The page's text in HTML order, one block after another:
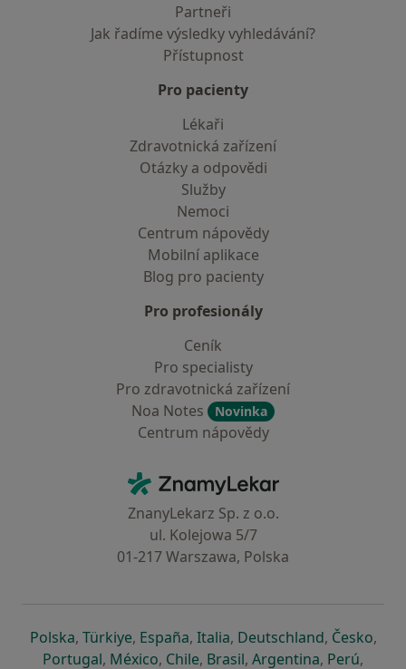
Partneři
Jak řadíme výsledky vyhledávání?
Přístupnost
Pro pacienty
Lékaři
Zdravotnická zařízení
Otázky a odpovědi
Služby
Nemoci
Centrum nápovědy
Mobilní aplikace
Blog pro pacienty
Pro profesionály
Ceník
Pro specialisty
Pro zdravotnická zařízení
Noa Notes
Novinka
Centrum nápovědy
ZnamyLekar - Hlavní stránka
ZnanyLekarz Sp. z o.o.
ul. Kolejowa 5/7
01-217 Warszawa, Polska
Polskase otevře v nové záložce
, Türkiyese otevře v nové záložce
, Españase otevře v nové záložce
, Italiase otevře v nové záložce
, Deutschlandse otevře v
, Českose
,
Portugalse otevře v nové záložce
, Méxicose otevře v nové záložce
, Chilese otevře v nové záložce
, Brasilse otevře v nové
, Argentinase otevře v
, Perúse
,